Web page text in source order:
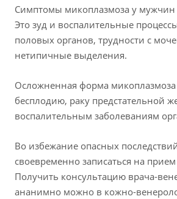
Симптомы микоплазмоза у
Это зуд и воспалительные
половых органов, трудности с
нетипичные выделения.
Осложненная форма
бесплодию, раку предстательной
воспалительным заболеваниям
Во избежание опасных
своевременно записаться на
Получить консультацию врача-
ананимно можно в кожно-